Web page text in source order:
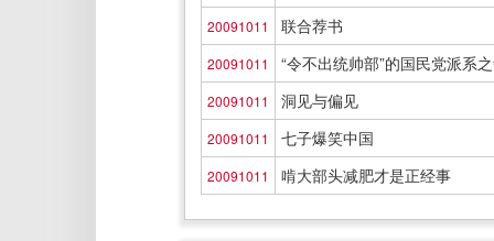
20091011 联合荐书
20091011 “令不出统帅部”的国民党派系
20091011 洞见与偏见
20091011 七子爆笑中国
20091011 啃大部头减肥才是正经事